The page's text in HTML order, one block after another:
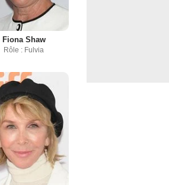
Fiona Shaw
Rôle : Fulvia